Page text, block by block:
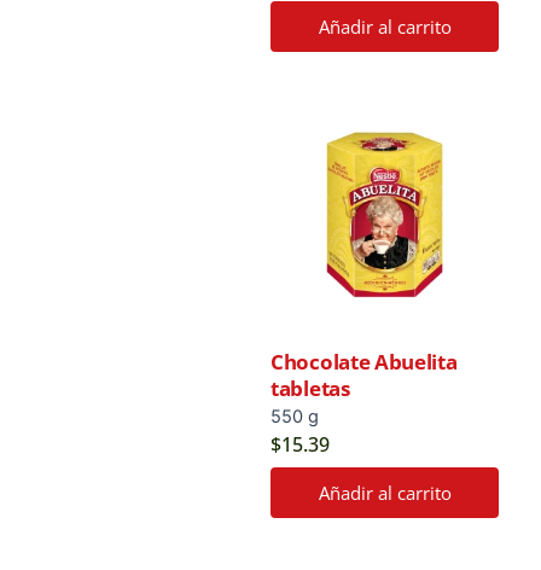
Añadir al carrito
Chocolate Abuelita
tabletas
550 g
$15.39
Añadir al carrito